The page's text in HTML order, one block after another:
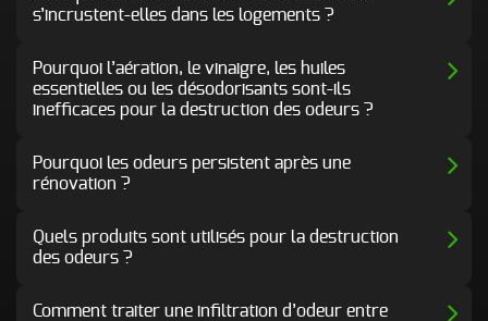
s’incrustent-elles dans les logements ?
Pourquoi l’aération, le vinaigre, les huiles
essentielles ou les désodorisants sont-ils
inefficaces pour la destruction des odeurs ?
Pourquoi les odeurs persistent après une
rénovation ?
Quels produits sont utilisés pour la destruction
des odeurs ?
Comment traiter une infiltration d’odeur entre